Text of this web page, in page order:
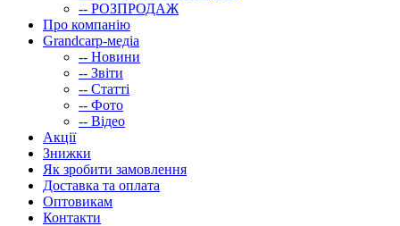
-- РОЗПРОДАЖ
Про компанію
Grandcarp-медіа
-- Новини
-- Звіти
-- Статті
-- Фото
-- Відео
Акції
Знижки
Як зробити замовлення
Доставка та оплата
Оптовикам
Контакти